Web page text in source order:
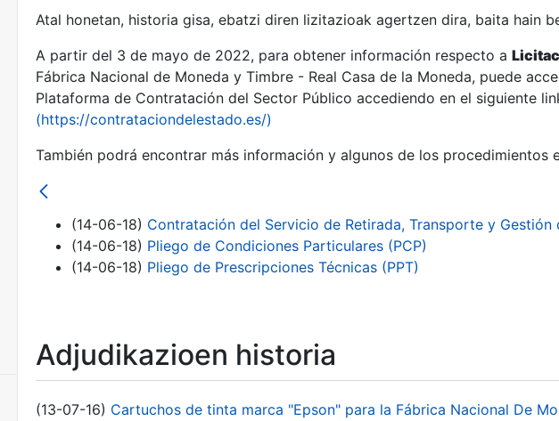
Erakutsi/Ezkutatu
Erakutsi/Ezkutatu
Erakutsi/Ezkutatu
Erakutsi/Ezkutatu
Atal honetan, historia gisa, ebatzi diren lizitazioak agertzen dira, baita hain
A partir del 3 de mayo de 2022, para obtener información respecto a
Fábrica Nacional de Moneda y Timbre - Real Casa de la Moneda, puede
Plataforma de Contratación del Sector Público accediendo en el siguiente
(https://contrataciondelestado.es/)
También podrá encontrar más información y algunos de los procedimientos
(14-06-18) Contratación del Servicio de Retirada, Transporte y
(14-06-18) Pliego de Condiciones Particulares (PCP)
(14-06-18) Pliego de Prescripciones Técnicas (PPT)
Adjudikazioen historia
(13-07-16) Cartuchos de tinta marca "Epson" para la Fábrica Nacional De